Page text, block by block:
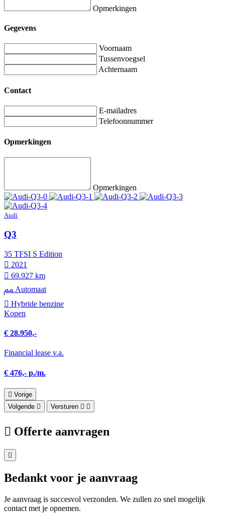
Opmerkingen
Gegevens
Voornaam
Tussenvoegsel
Achternaam
Contact
E-mailadres
Telefoonnummer
Opmerkingen
Opmerkingen
Audi
Q3
35 TFSI S Edition
2021
69.927 km
Automaat
Hybride benzine
Kopen
€ 28.950,-
Financial lease v.a.
€ 476,- p./m.
Vorige
Volgende
Versturen
Offerte aanvragen
Bedankt voor je aanvraag
Je aanvraag is succesvol verzonden. We zullen zo snel mogelijk
contact met je opnemen.